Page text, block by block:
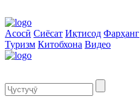
Асосӣ Сиёсат Иқтисод Фарҳанг
Туризм Китобхона Видео